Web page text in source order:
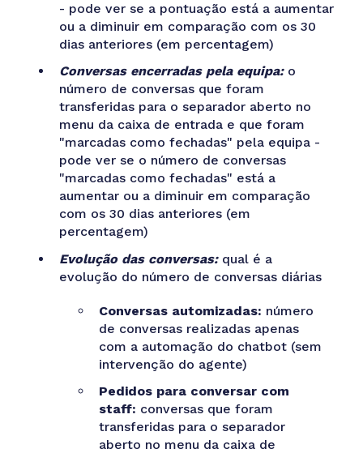
- pode ver se a pontuação está a aumentar
ou a diminuir em comparação com os 30
dias anteriores (em percentagem)
Conversas encerradas pela equipa: o
número de conversas que foram
transferidas para o separador aberto no
menu da caixa de entrada e que foram
"marcadas como fechadas" pela equipa -
pode ver se o número de conversas
"marcadas como fechadas" está a
aumentar ou a diminuir em comparação
com os 30 dias anteriores (em
percentagem)
Evolução das conversas:qual é a
evolução do número de conversas diárias
Conversas automizadas: número
de conversas realizadas apenas
com a automação do chatbot (sem
intervenção do agente)
Pedidos para conversar com
staff: conversas que foram
transferidas para o separador
aberto no menu da caixa de